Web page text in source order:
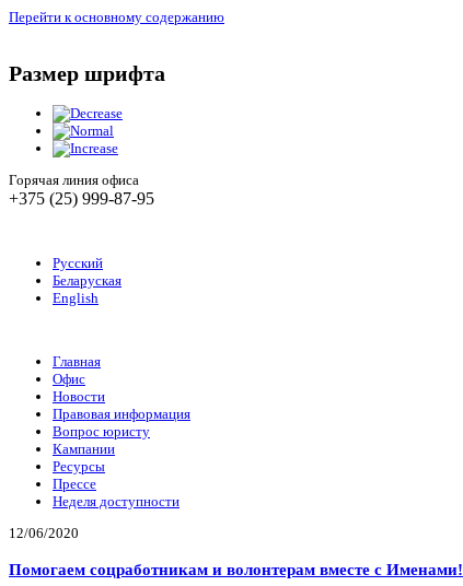
Перейти к основному содержанию
Размер шрифта
Горячая линия офиса
+375 (25) 999-87-95
Русский
Беларуская
English
Главная
Офис
Новости
Правовая информация
Вопрос юристу
Кампании
Ресурсы
Прессе
Неделя доступности
12/06/2020
Помогаем соцработникам и волонтерам вместе с Именами!